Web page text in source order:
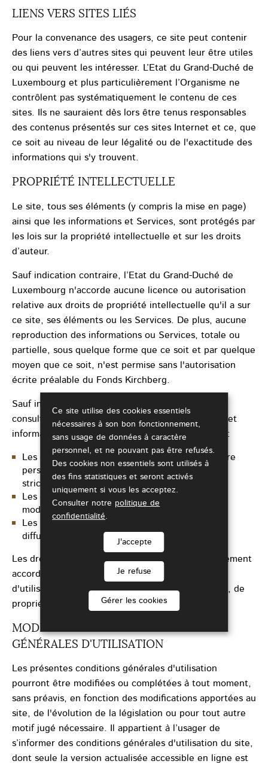
Ce site utilise des cookies essentiels
nécessaires à son bon fonctionnement,
sans usage de données à caractère
personnel, et ne pouvant pas être refusés.
Des cookies non essentiels sont utilisés à
des fins statistiques et seront activés
uniquement si vous les acceptez.
Consulter notre politique de
confidentialité
J'accepte
Je refuse
Gérer les cookies
LIENS VERS SITES LIÉS
Pour la convenance des usagers, ce site peut contenir
des liens vers d’autres sites qui peuvent leur être utiles
ou qui peuvent les intéresser. L’Etat du Grand-Duché de
Luxembourg et plus particulièrement l’Organisme ne
contrôlent pas systématiquement le contenu de ces
sites. Ils ne sauraient dès lors être tenus responsables
des contenus présentés sur ces sites Internet et ce, que
ce soit au niveau de leur légalité ou de l'exactitude des
informations qui s'y trouvent.
PROPRIÉTÉ INTELLECTUELLE
Le site, tous ses éléments (y compris la mise en page)
ainsi que les informations et Services, sont protégés par
les lois sur la propriété intellectuelle et sur les droits
d’auteur.
Sauf indication contraire, l’Etat du Grand-Duché de
Luxembourg n'accorde aucune licence ou autorisation
relative aux droits de propriété intellectuelle qu'il a sur
ce site, ses éléments ou les Services. De plus, aucune
reproduction des informations ou Services, totale ou
partielle, sous quelque forme que ce soit et par quelque
moyen que ce soit, n'est permise sans l'autorisation
écrite préalable du Fonds Kirchberg.
Sauf indication contraire, l’usager est autorisé à
consulter, télécharger et imprimer les documents et
informations disponibles aux conditions suivantes :
Les documents ne peuvent être utilisés qu'à titre
personnel, pour information et dans un cadre
strictement privé ;
Les documents et informations ne peuvent être
modifiés de quelque manière que ce soit ;
Les documents et informations ne peuvent être
diffusés en dehors du site.
Les droits qui vous sont implicitement ou explicitement
accordés ci-dessus constituent une autorisation
d'utilisation et en aucun cas une cession de droits, de
propriété ou autre relatifs à ce site.
MODIFICATION DES CONDITIONS
GÉNÉRALES D'UTILISATION
Les présentes conditions générales d'utilisation
pourront être modifiées ou complétées à tout moment,
sans préavis, en fonction des modifications apportées au
site, de l'évolution de la législation ou pour tout autre
motif jugé nécessaire. Il appartient à l’usager de
s’informer des conditions générales d'utilisation du site,
dont seule la version actualisée accessible en ligne est